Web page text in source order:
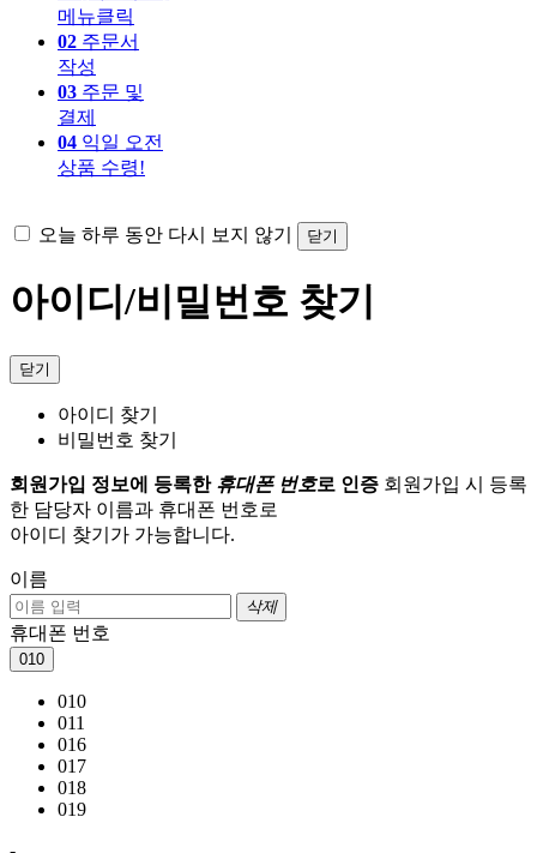
메뉴클릭
02 주문서
작성
03 주문 및
결제
04 익일 오전
상품 수령!
오늘 하루 동안 다시 보지 않기 닫기
아이디/비밀번호 찾기
닫기
아이디 찾기
비밀번호 찾기
회원가입 정보에 등록한 휴대폰 번호로 인증 회원가입 시 등록
한 담당자 이름과 휴대폰 번호로
아이디 찾기가 가능합니다.
이름
삭제
휴대폰 번호
010
010
011
016
017
018
019